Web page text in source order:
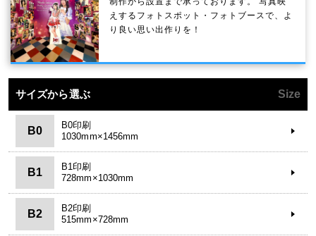
えするフォトスポット・フォトブースで、よ
り良い思い出作りを！
サイズから選ぶ Size
B0
B0印刷
1030mm×1456mm
B1
B1印刷
728mm×1030mm
B2
B2印刷
515mm×728mm